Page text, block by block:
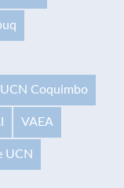
UCN Coquimbo
VAEA
UCN